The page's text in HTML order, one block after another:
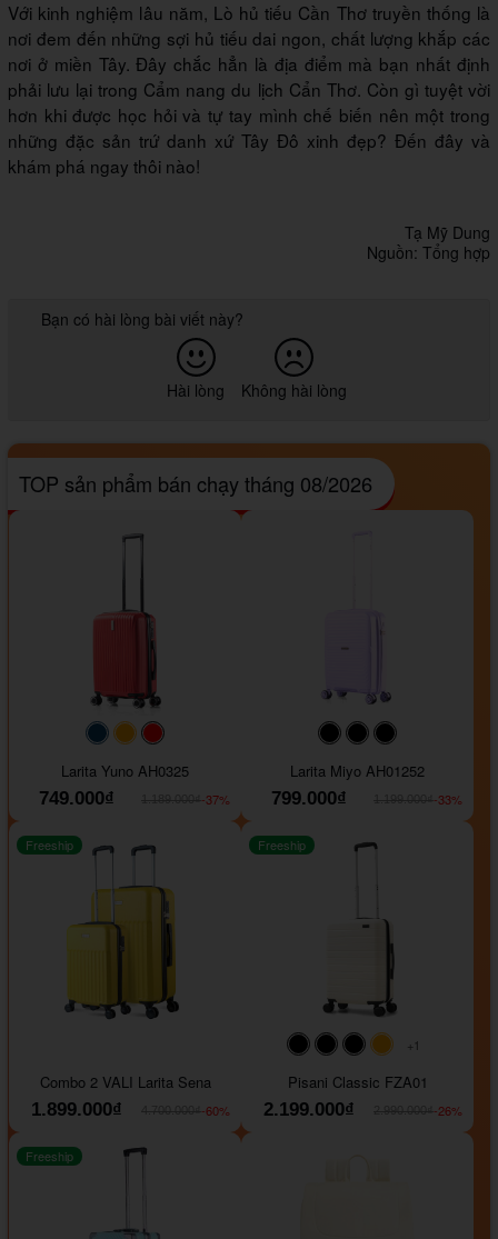
Với kinh nghiệm lâu năm, Lò hủ tiếu Cần Thơ truyền thống là
nơi đem đến những sợi hủ tiếu dai ngon, chất lượng khắp các
nơi ở miền Tây. Đây chắc hẳn là địa điểm mà bạn nhất định
phải lưu lại trong Cẩm nang du lịch Cẩn Thơ. Còn gì tuyệt vời
hơn khi được học hỏi và tự tay mình chế biến nên một trong
những đặc sản trứ danh xứ Tây Đô xinh đẹp? Đến đây và
khám phá ngay thôi nào!
Tạ Mỹ Dung
Nguồn: Tổng hợp
Bạn có hài lòng bài viết này?
Hài lòng Không hài lòng
TOP sản phẩm bán chạy tháng 08/2026
#093f69#ffa500
Larita Yuno AH0325
749.000₫
-37%
#000000#000000
Larita Miyo AH01252
799.000₫
-33%
Freeship
Combo 2 VALI Larita Sena
1.899.000₫
-60%
#000000#000000#000000
+1
Freeship
Pisani Classic FZA01
2.199.000₫
-26%
Freeship